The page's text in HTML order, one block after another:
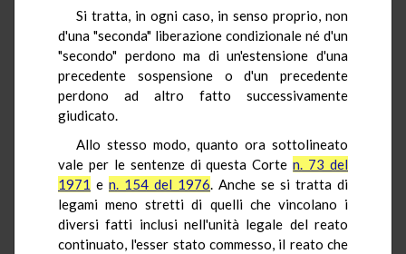
Si tratta, in ogni caso, in senso proprio, non
d'una "seconda" liberazione condizionale né d'un
"secondo" perdono ma di un'estensione d'una
precedente sospensione o d'un precedente
perdono ad altro fatto successivamente
giudicato.
Allo stesso modo, quanto ora sottolineato
vale per le sentenze di questa Corten. 73 del
1971 e n. 154 del 1976. Anche se si tratta di
legami meno stretti di quelli che vincolano i
diversi fatti inclusi nell'unità legale del reato
continuato, l'esser stato commesso, il reato che